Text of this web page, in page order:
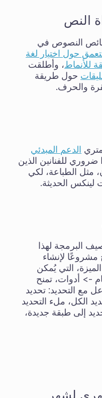
النص
النصوص في
حول اختيار لغة
للأنماط، وأطلقت
حول طريقة
والحرف.
الدعم المبدئي
ضروري للفنانين الذين
مثل الطباعة، لكي
لينكس الحديثة.
البرمجة لهذا
مشروعًا لإنشاء
التي يُمكن
-> أدوات، تمنح
مع التحديد: تحديد
الكل، ملء التحديد
إلى طبقة جديدة،
لشهر